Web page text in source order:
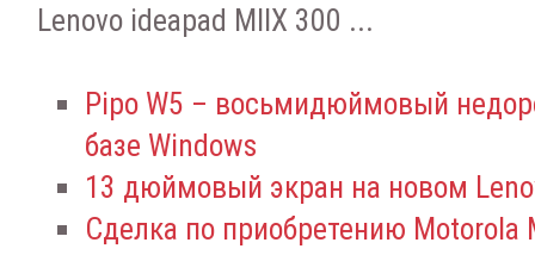
Lenovo ideapad MIIX 300 ...
Pipo W5 – восьмидюймовый
базе Windows
13 дюймовый экран на новом
Сделка по приобретению